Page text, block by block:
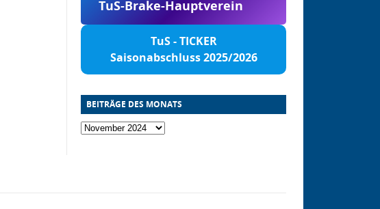
TuS-Brake-Hauptverein
TuS - TICKER
Saisonabschluss 2025/2026
BEITRÄGE DES MONATS